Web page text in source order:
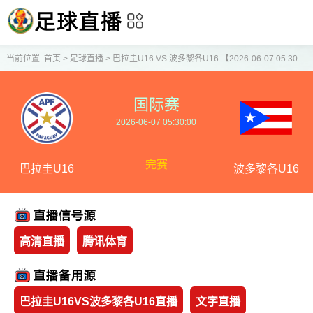
当前位置: 首页 > 足球直播> 巴拉圭U16 VS 波多黎各U16 【2026-06-07 05:30:00】
巴拉圭U16
国际赛
2026-06-07 05:30:00
完赛 波多黎各U16
高清直播 腾讯体育
巴拉圭U16VS波多黎各U16直播 文字直播